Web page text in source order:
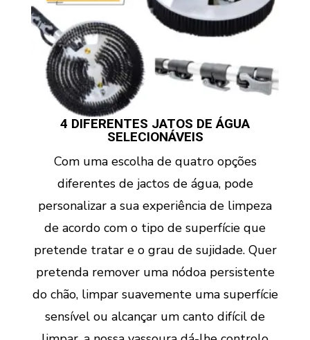
4 DIFERENTES JATOS DE ÁGUA
SELECIONÁVEIS
Com uma escolha de quatro opções
diferentes de jactos de água, pode
personalizar a sua experiência de limpeza
de acordo com o tipo de superfície que
pretende tratar e o grau de sujidade. Quer
pretenda remover uma nódoa persistente
do chão, limpar suavemente uma superfície
sensível ou alcançar um canto difícil de